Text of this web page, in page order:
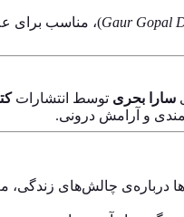
Gaur Gopal)، مناسب برای
سارا بحری توسط انتشارات
و آرامش درونی.
درباره‌ی چالش‌های زندگی،